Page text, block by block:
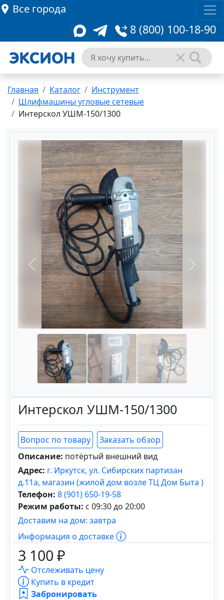
Все города
8 (800) 100-18-90
Главная Каталог
Инструмент
Шлифмашины угловые сетевые
Интерскол УШМ-150/1300
Назад Вперёд
Интерскол УШМ-150/1300
Вопрос по товару
Заказать обзор
Описание: потёртый внешний вид
Адрес: г. Иркутск, ул. Сибирских партизан
д.11а, магазин (жилой дом возле ТЦ Дом Быта )
Телефон: 8 (901) 650-19-58
Режим работы: с 09:30 до 20:00
Доставим на дом: завтра
Информация о доставке
3 100 ₽
Отслеживать цену
Купить в кредит
Забронировать